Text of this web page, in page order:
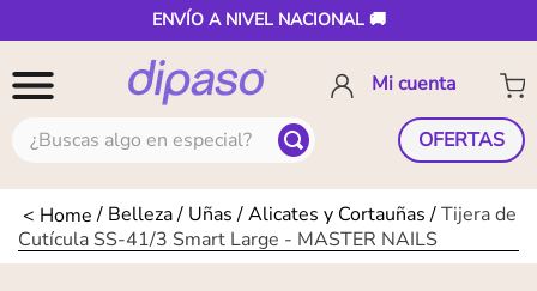
ENVÍO A NIVEL NACIONAL 🚚
¿Buscas algo en especial? OFERTAS
Belleza Uñas Alicates y Cortauñas
Tijera de
Cutícula SS-41/3 Smart Large - MASTER NAILS